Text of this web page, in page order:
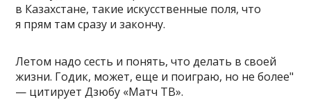
в Казахстане, такие искусственные поля, что
я прям там сразу и закончу.
Летом надо сесть и понять, что делать в своей
жизни. Годик, может, еще и поиграю, но не более"
— цитирует Дзюбу «Матч ТВ».